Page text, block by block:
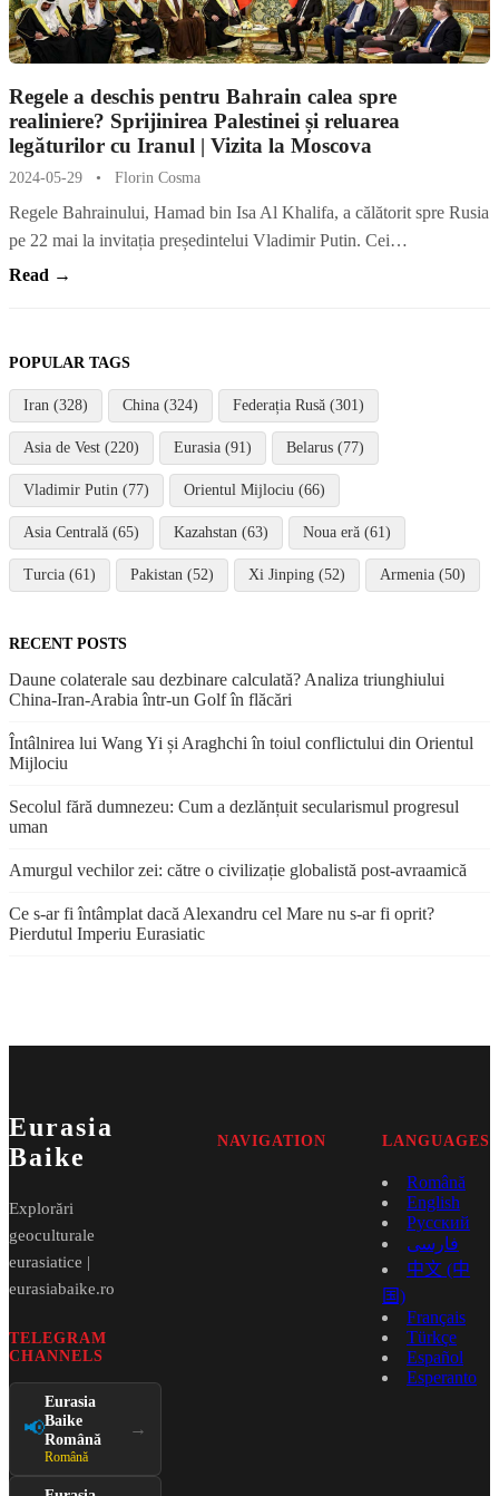
Regele a deschis pentru Bahrain calea spre
realiniere? Sprijinirea Palestinei și reluarea
legăturilor cu Iranul | Vizita la Moscova
2024-05-29 • Florin Cosma
Regele Bahrainului, Hamad bin Isa Al Khalifa, a călătorit spre Rusia
pe 22 mai la invitația președintelui Vladimir Putin. Cei…
Read →
POPULAR TAGS
Iran (328) China (324) Federația Rusă (301)
Asia de Vest (220) Eurasia (91) Belarus (77)
Vladimir Putin (77) Orientul Mijlociu (66)
Asia Centrală (65) Kazahstan (63) Noua eră (61)
Turcia (61) Pakistan (52) Xi Jinping (52) Armenia (50)
RECENT POSTS
Daune colaterale sau dezbinare calculată? Analiza triunghiului
China-Iran-Arabia într-un Golf în flăcări
Întâlnirea lui Wang Yi și Araghchi în toiul conflictului din Orientul
Mijlociu
Secolul fără dumnezeu: Cum a dezlănțuit secularismul progresul
uman
Amurgul vechilor zei: către o civilizație globalistă post-avraamică
Ce s-ar fi întâmplat dacă Alexandru cel Mare nu s-ar fi oprit?
Pierdutul Imperiu Eurasiatic
Eurasia
Baike
Explorări
geoculturale
eurasiatice |
eurasiabaike.ro
TELEGRAM
CHANNELS
📢
Eurasia
Baike
Română
Română
→
NAVIGATION LANGUAGES
Română
English
Русский
فارسی
中文 (中
国)
Français
Türkçe
Español
Esperanto